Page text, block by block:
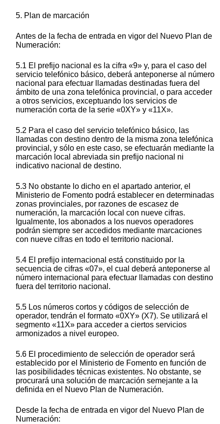
5. Plan de marcación
Antes de la fecha de entrada en vigor del Nuevo Plan de
Numeración:
5.1 El prefijo nacional es la cifra «9» y, para el caso del
servicio telefónico básico, deberá anteponerse al número
nacional para efectuar llamadas destinadas fuera del
ámbito de una zona telefónica provincial, o para acceder
a otros servicios, exceptuando los servicios de
numeración corta de la serie «0XY» y «11X».
5.2 Para el caso del servicio telefónico básico, las
llamadas con destino dentro de la misma zona telefónica
provincial, y sólo en este caso, se efectuarán mediante la
marcación local abreviada sin prefijo nacional ni
indicativo nacional de destino.
5.3 No obstante lo dicho en el apartado anterior, el
Ministerio de Fomento podrá establecer en determinadas
zonas provinciales, por razones de escasez de
numeración, la marcación local con nueve cifras.
Igualmente, los abonados a los nuevos operadores
podrán siempre ser accedidos mediante marcaciones
con nueve cifras en todo el territorio nacional.
5.4 El prefijo internacional está constituido por la
secuencia de cifras «07», el cual deberá anteponerse al
número internacional para efectuar llamadas con destino
fuera del territorio nacional.
5.5 Los números cortos y códigos de selección de
operador, tendrán el formato «0XY» (X7). Se utilizará el
segmento «11X» para acceder a ciertos servicios
armonizados a nivel europeo.
5.6 El procedimiento de selección de operador será
establecido por el Ministerio de Fomento en función de
las posibilidades técnicas existentes. No obstante, se
procurará una solución de marcación semejante a la
definida en el Nuevo Plan de Numeración.
Desde la fecha de entrada en vigor del Nuevo Plan de
Numeración: